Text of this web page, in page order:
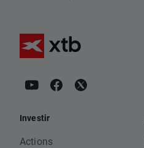
Investir
Actions